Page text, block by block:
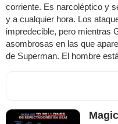
corriente. Es narcoléptico y
y a cualquier hora. Los
impredecible, pero mientras
asombrosas en las que
de Superman. El hombre